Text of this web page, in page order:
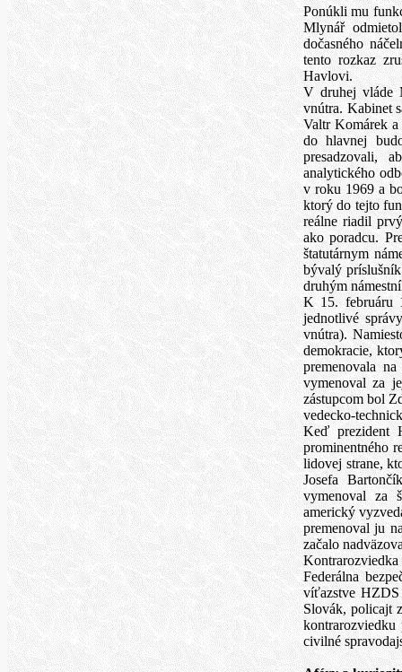
Ponúkli mu
Mlynář
dočasného
tento rozkaz
Havlovi.
V druhej vláde
vnútra. Kabinet
Valtr Komárek a
do hlavnej
presadzovali,
analytického
v roku 1969 a
ktorý do tejto
reálne riadil
ako poradcu.
štatutárnym
bývalý
druhým
K 15. februáru
jednotlivé
vnútra).
demokracie,
premenovala
vymenoval za
zástupcom bol
vedecko-
Keď prezident
prominentného
lidovej strane,
Josefa
vymenoval za
americký
premenoval ju
začalo
Federálna
víťazstve
Slovák, policajt
kontrarozviedku
civilné